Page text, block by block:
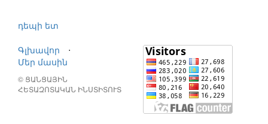
դեպի ետ
Գլխավոր
⋅
Մեր մասին
© ՑԱՆՑԱՅԻՆ
ՀԵՏԱԶՈՏԱԿԱՆ ԻՆՍՏԻՏՈՒՏ